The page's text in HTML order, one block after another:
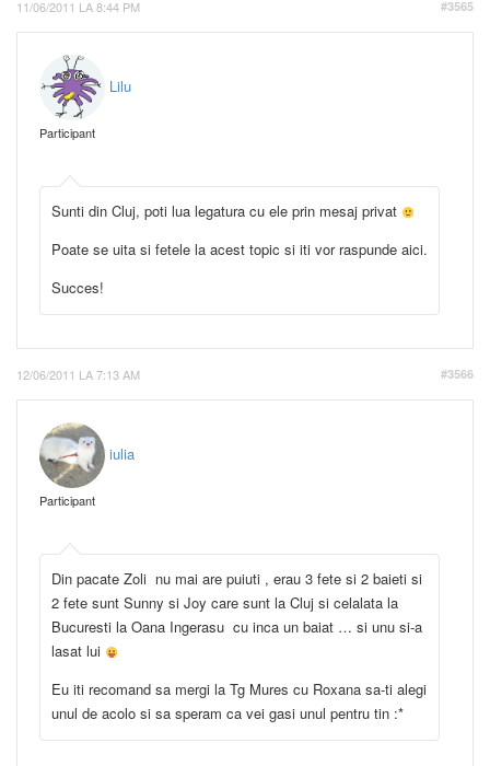
11/06/2011 LA 8:44 PM #3565
Lilu
Participant
Sunti din Cluj, poti lua legatura cu ele prin mesaj privat
Poate se uita si fetele la acest topic si iti vor raspunde aici.
Succes!
12/06/2011 LA 7:13 AM #3566
iulia
Participant
Din pacate Zoli nu mai are puiuti , erau 3 fete si 2 baieti si
2 fete sunt Sunny si Joy care sunt la Cluj si celalata la
Bucuresti la Oana Ingerasu cu inca un baiat … si unu si-a
lasat lui
Eu iti recomand sa mergi la Tg Mures cu Roxana sa-ti alegi
unul de acolo si sa speram ca vei gasi unul pentru tin :*